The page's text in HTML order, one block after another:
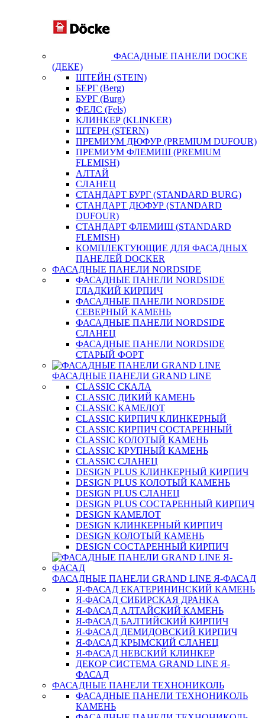
ФАСАДНЫЕ ПАНЕЛИ DOCKE
(ДЕКЕ)
ШТЕЙН (STEIN)
БЕРГ (Berg)
БУРГ (Burg)
ФЕЛС (Fels)
КЛИНКЕР (KLINKER)
ШТЕРН (STERN)
ПРЕМИУМ ДЮФУР (PREMIUM DUFOUR)
ПРЕМИУМ ФЛЕМИШ (PREMIUM
FLEMISH)
АЛТАЙ
СЛАНЕЦ
СТАНДАРТ БУРГ (STANDARD BURG)
СТАНДАРТ ДЮФУР (STANDARD
DUFOUR)
СТАНДАРТ ФЛЕМИШ (STANDARD
FLEMISH)
КОМПЛЕКТУЮЩИЕ ДЛЯ ФАСАДНЫХ
ПАНЕЛЕЙ DOCKER
ФАСАДНЫЕ ПАНЕЛИ NORDSIDE
ФАСАДНЫЕ ПАНЕЛИ NORDSIDE
ГЛАДКИЙ КИРПИЧ
ФАСАДНЫЕ ПАНЕЛИ NORDSIDE
СЕВЕРНЫЙ КАМЕНЬ
ФАСАДНЫЕ ПАНЕЛИ NORDSIDE
СЛАНЕЦ
ФАСАДНЫЕ ПАНЕЛИ NORDSIDE
СТАРЫЙ ФОРТ
ФАСАДНЫЕ ПАНЕЛИ GRAND LINE
CLASSIC СКАЛА
CLASSIC ДИКИЙ КАМЕНЬ
CLASSIC КАМЕЛОТ
CLASSIC КИРПИЧ КЛИНКЕРНЫЙ
CLASSIC КИРПИЧ СОСТАРЕННЫЙ
CLASSIC КОЛОТЫЙ КАМЕНЬ
CLASSIC КРУПНЫЙ КАМЕНЬ
CLASSIC СЛАНЕЦ
DESIGN PLUS КЛИНКЕРНЫЙ КИРПИЧ
DESIGN PLUS КОЛОТЫЙ КАМЕНЬ
DESIGN PLUS СЛАНЕЦ
DESIGN PLUS СОСТАРЕННЫЙ КИРПИЧ
DESIGN КАМЕЛОТ
DESIGN КЛИНКЕРНЫЙ КИРПИЧ
DESIGN КОЛОТЫЙ КАМЕНЬ
DESIGN СОСТАРЕННЫЙ КИРПИЧ
ФАСАДНЫЕ ПАНЕЛИ GRAND LINE Я-ФАСАД
Я-ФАСАД ЕКАТЕРИНИНСКИЙ КАМЕНЬ
Я-ФАСАД СИБИРСКАЯ ДРАНКА
Я-ФАСАД АЛТАЙСКИЙ КАМЕНЬ
Я-ФАСАД БАЛТИЙСКИЙ КИРПИЧ
Я-ФАСАД ДЕМИДОВСКИЙ КИРПИЧ
Я-ФАСАД КРЫМСКИЙ СЛАНЕЦ
Я-ФАСАД НЕВСКИЙ КЛИНКЕР
ДЕКОР СИСТЕМА GRAND LINE Я-
ФАСАД
ФАСАДНЫЕ ПАНЕЛИ ТЕХНОНИКОЛЬ
ФАСАДНЫЕ ПАНЕЛИ ТЕХНОНИКОЛЬ
КАМЕНЬ